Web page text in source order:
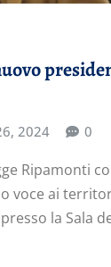
2024 0
Ripamonti
voce ai
la Sala